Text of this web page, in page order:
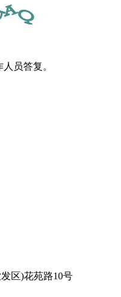
员答复。
区)花苑路10号